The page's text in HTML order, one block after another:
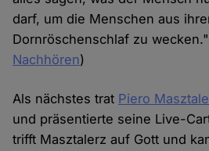
darf, um die Menschen aus
Dornröschenschlaf zu
Nachhören)
Als nächstes trat Piero
und präsentierte seine Live-
trifft Masztalerz auf Gott und